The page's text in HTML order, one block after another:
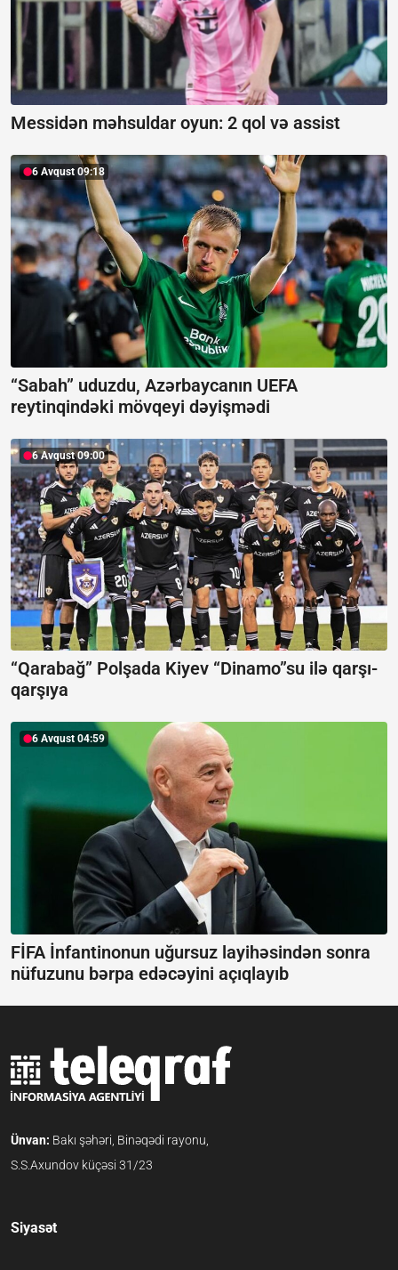
Messidən məhsuldar oyun: 2 qol və assist
6 Avqust 09:18
“Sabah” uduzdu, Azərbaycanın UEFA
reytinqindəki mövqeyi dəyişmədi
6 Avqust 09:00
“Qarabağ” Polşada Kiyev “Dinamo”su ilə qarşı-
qarşıya
6 Avqust 04:59
FİFA İnfantinonun uğursuz layihəsindən sonra
nüfuzunu bərpa edəcəyini açıqlayıb
Ünvan: Bakı şəhəri, Binəqədi rayonu,
S.S.Axundov küçəsi 31/23
Siyasət